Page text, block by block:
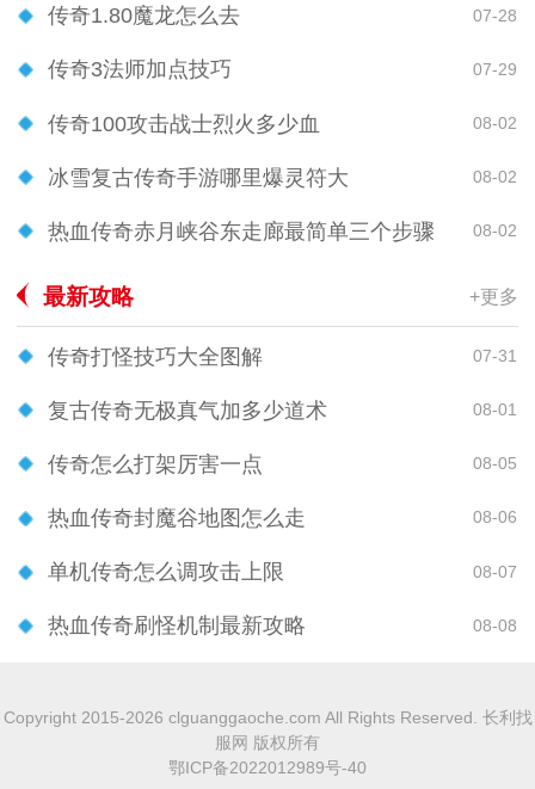
传奇1.80魔龙怎么去 07-28
传奇3法师加点技巧 07-29
传奇100攻击战士烈火多少血 08-02
冰雪复古传奇手游哪里爆灵符大 08-02
热血传奇赤月峡谷东走廊最简单三个步骤 08-02
最新攻略 +更多
传奇打怪技巧大全图解 07-31
复古传奇无极真气加多少道术 08-01
传奇怎么打架厉害一点 08-05
热血传奇封魔谷地图怎么走 08-06
单机传奇怎么调攻击上限 08-07
热血传奇刷怪机制最新攻略 08-08
Copyright 2015-2026 clguanggaoche.com All Rights Reserved. 长利找
服网 版权所有
鄂ICP备2022012989号-40